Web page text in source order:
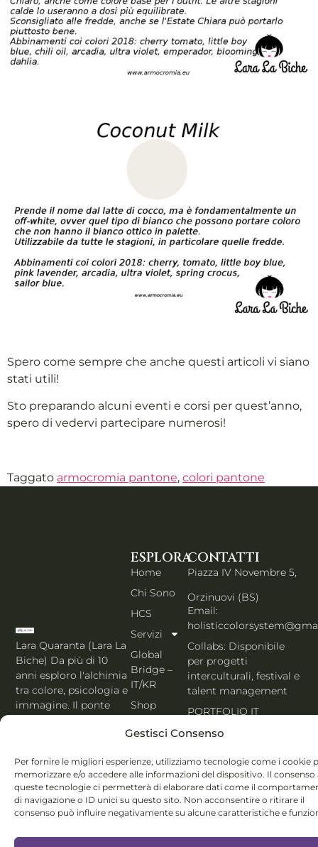
Gestisci Consenso
Per fornire le migliori esperienze, utilizziamo tecnologie come i cookie
memorizzare e/o accedere alle informazioni del dispositivo. Il consenso
queste tecnologie ci permetterà di elaborare dati come il
di navigazione o ID unici su questo sito. Non acconsentire o ritirare il
consenso può influire negativamente su alcune caratteristiche e
Spero come sempre che anche questi articoli vi siano
stati utili!
Sto preparando alcuni eventi e corsi per quest’anno,
spero di vedervi partecipare numerosi!
Taggato armocromia pantone, colori pantone
Lara Quaranta (Lara La
Biche) Da più di 10
anni esploro l'alchimia
tra colore, psicologia e
immagine. Il ponte
MBTI, Enneagramma &
Holistic Color
System®.
ESPLORA
Home
Chi Sono
HCS
Servizi
Global
Bridge –
IT/KR
Shop
Blog
Italiano
CONTATTI
Piazza IV Novembre 5,
Orzinuovi (BS)
Email:
Collabs: Disponibile
per progetti
interculturali, festival e
talent management
PORTFOLIO IT